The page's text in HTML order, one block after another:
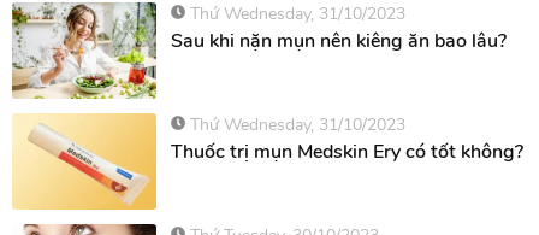
Thứ Wednesday, 31/10/2023
Sau khi nặn mụn nên kiêng ăn bao lâu?
Thứ Wednesday, 31/10/2023
Thuốc trị mụn Medskin Ery có tốt không?